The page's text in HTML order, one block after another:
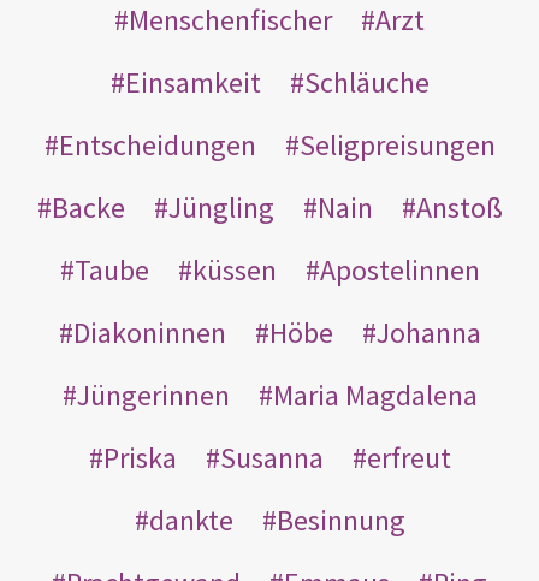
Menschenfischer
Arzt
Einsamkeit
Schläuche
Entscheidungen
Seligpreisungen
Backe
Jüngling Nain
Anstoß
Taube
küssen
Apostelinnen
Diakoninnen
Höbe
Johanna
Jüngerinnen
Maria Magdalena
Priska
Susanna
erfreut
dankte
Besinnung